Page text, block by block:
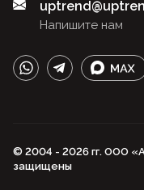
Напишите нам
© 2004 - 2026 гг. ООО
защищены